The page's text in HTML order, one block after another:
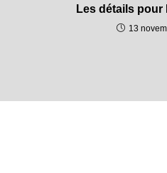
Les détails pour
13